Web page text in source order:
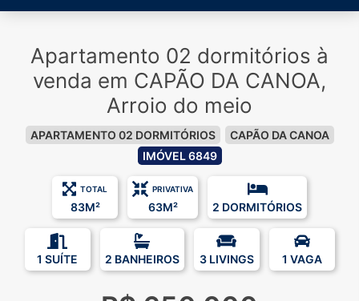
Apartamento 02 dormitórios à
venda em CAPÃO DA CANOA,
Arroio do meio
APARTAMENTO 02 DORMITÓRIOS
CAPÃO DA CANOA
IMÓVEL 6849
TOTAL
83M²
PRIVATIVA
63M² 2 DORMITÓRIOS
1 SUÍTE 2 BANHEIROS 3 LIVINGS 1 VAGA